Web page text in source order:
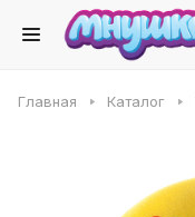
Главная Каталог